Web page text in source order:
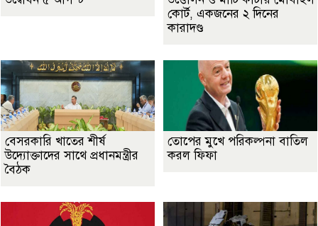
কোর্ট, একজনের ২ দিনের
কারাদণ্ড
বেসরকারি খাতের শীর্ষ
উদ্যোক্তাদের সাথে প্রধানমন্ত্রীর
বৈঠক
তোপের মুখে পরিকল্পনা বাতিল
করল ফিফা